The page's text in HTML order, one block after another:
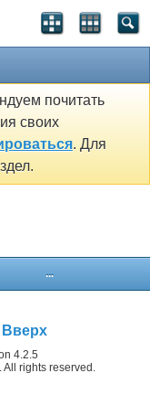
почитать
своих
. Для
...
Вверх
4.2.5
rights reserved.